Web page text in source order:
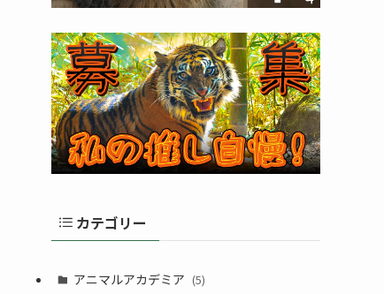
カテゴリー
アニマルアカデミア (5)